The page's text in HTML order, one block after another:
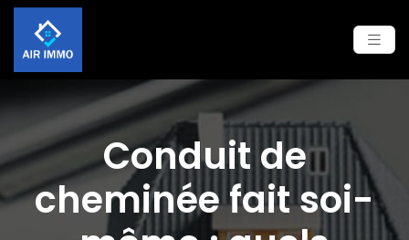
Conduit de
cheminée fait soi-